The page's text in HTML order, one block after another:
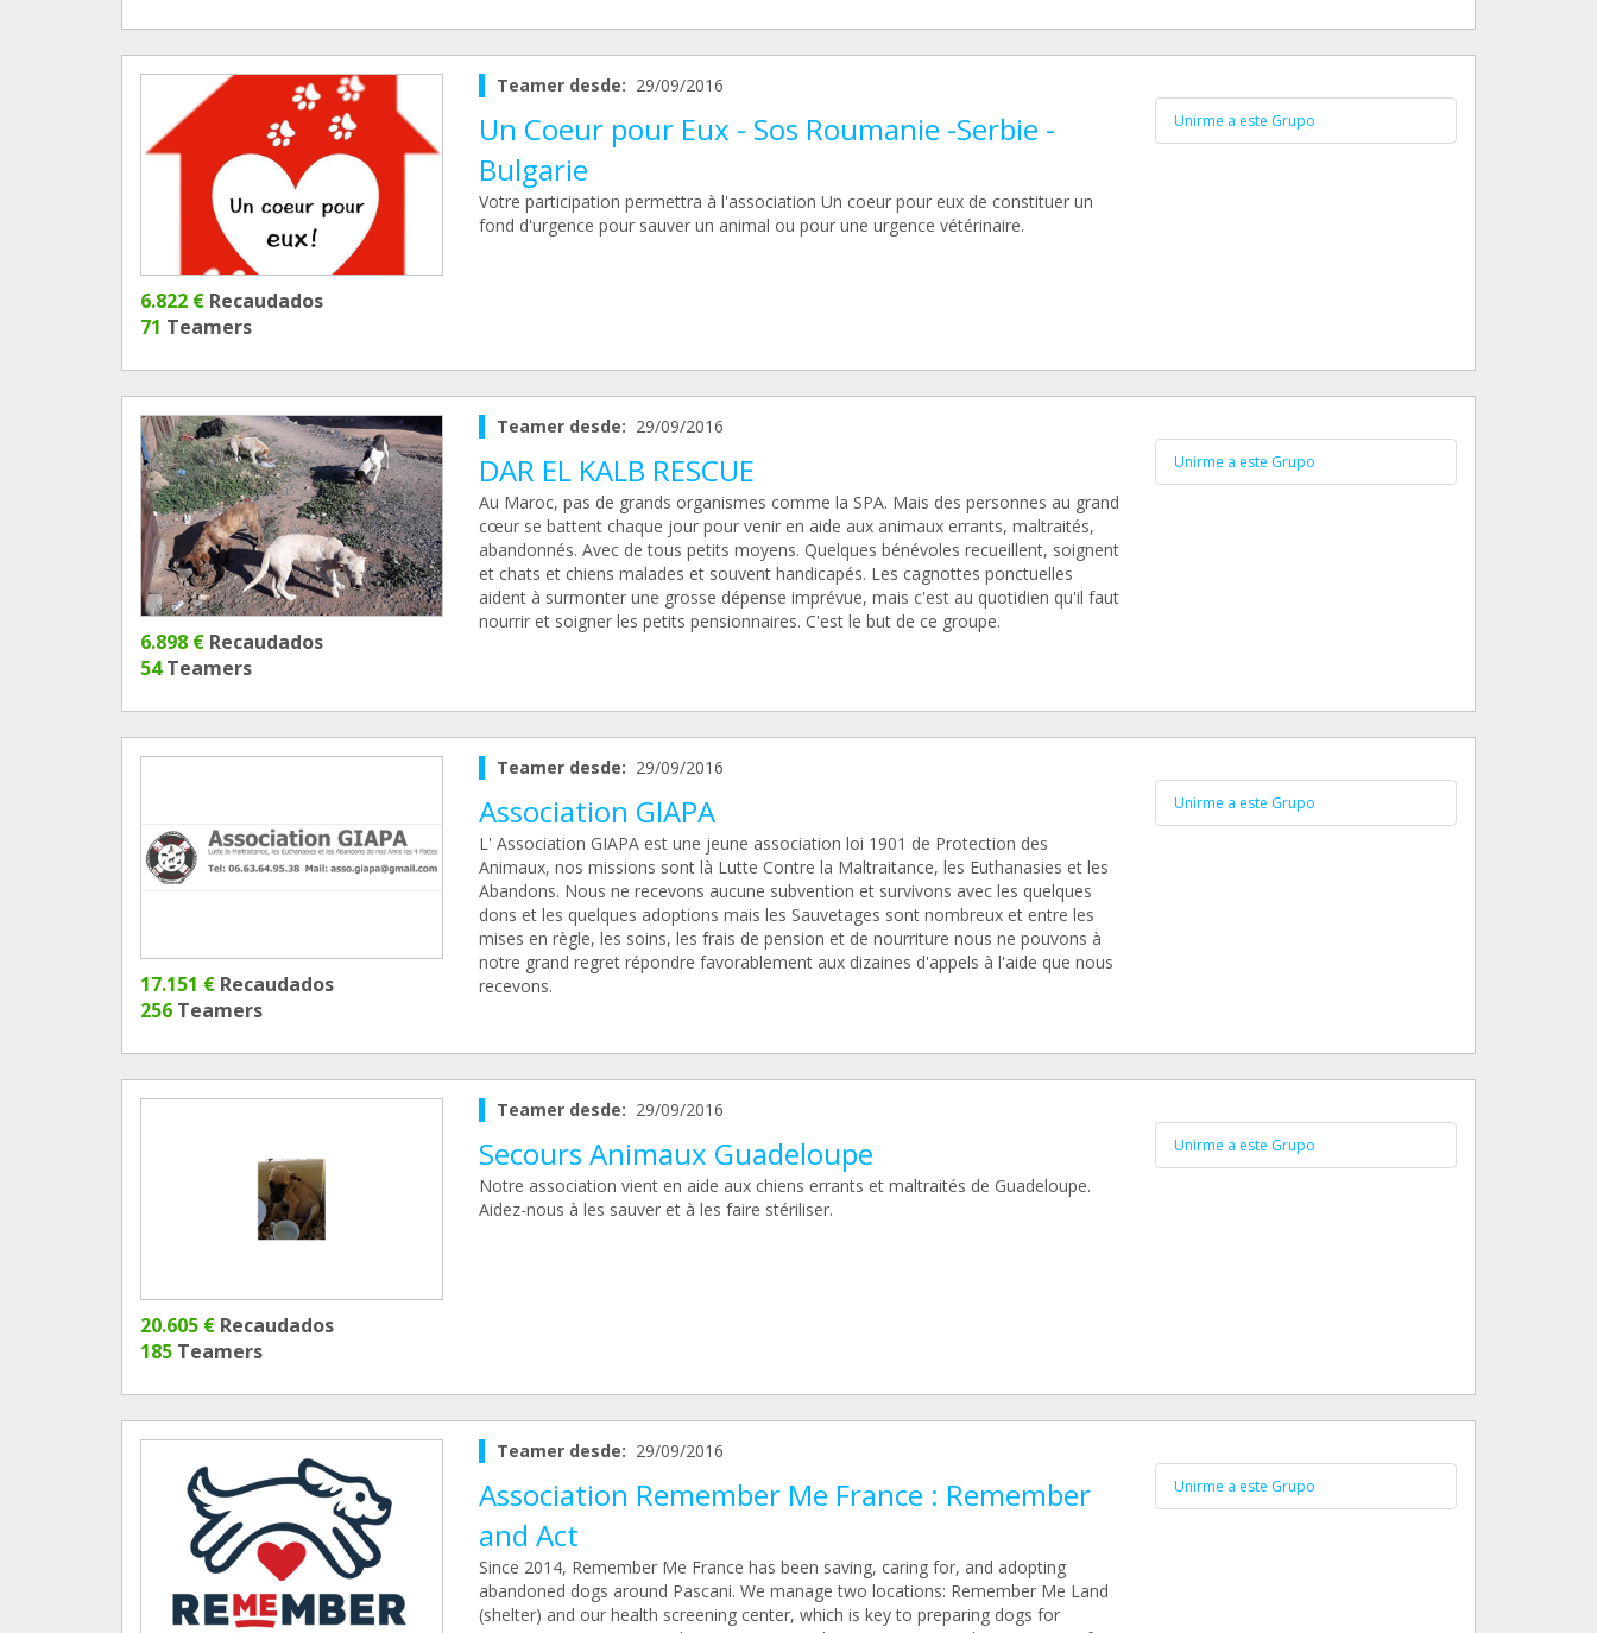
6.822 € Recaudados
71 Teamers
Teamer desde: 29/09/2016
Un Coeur pour Eux - Sos Roumanie -Serbie -
Bulgarie
Votre participation permettra à l'association Un coeur pour eux de constituer un
fond d'urgence pour sauver un animal ou pour une urgence vétérinaire.
Unirme a este Grupo
6.898 € Recaudados
54Teamers
Teamer desde: 29/09/2016
DAR EL KALB RESCUE
Au Maroc, pas de grands organismes comme la SPA. Mais des personnes au grand
cœur se battent chaque jour pour venir en aide aux animaux errants, maltraités,
abandonnés. Avec de tous petits moyens. Quelques bénévoles recueillent, soignent
et chats et chiens malades et souvent handicapés. Les cagnottes ponctuelles
aident à surmonter une grosse dépense imprévue, mais c'est au quotidien qu'il faut
nourrir et soigner les petits pensionnaires. C'est le but de ce groupe.
Unirme a este Grupo
17.151 € Recaudados
256 Teamers
Teamer desde: 29/09/2016
Association GIAPA
L' Association GIAPA est une jeune association loi 1901 de Protection des
Animaux, nos missions sont là Lutte Contre la Maltraitance, les Euthanasies et les
Abandons. Nous ne recevons aucune subvention et survivons avec les quelques
dons et les quelques adoptions mais les Sauvetages sont nombreux et entre les
mises en règle, les soins, les frais de pension et de nourriture nous ne pouvons à
notre grand regret répondre favorablement aux dizaines d'appels à l'aide que nous
recevons.
Unirme a este Grupo
20.605 € Recaudados
185 Teamers
Teamer desde: 29/09/2016
Secours Animaux Guadeloupe
Notre association vient en aide aux chiens errants et maltraités de Guadeloupe.
Aidez-nous à les sauver et à les faire stériliser.
Unirme a este Grupo
Teamer desde: 29/09/2016
Association Remember Me France : Remember
and Act
Since 2014, Remember Me France has been saving, caring for, and adopting
abandoned dogs around Pascani. We manage two locations: Remember Me Land
(shelter) and our health screening center, which is key to preparing dogs for
Unirme a este Grupo